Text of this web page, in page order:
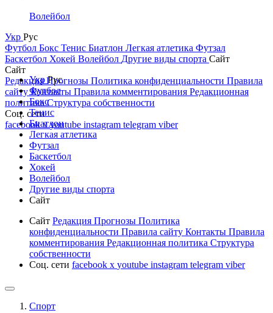
Волейбол
Укр Рус
Футбол Бокс Тенис Биатлон Легкая атлетика Футзал
Баскетбол Хокей Волейбол Другие виды спорта Сайт
Сайт
РедакцияПрогнозы Политика конфиденциальности Правила
сайтуКонтакты Правила комментирования Редакционная
политикаСтруктура собственности
Соц. сети
facebookxyoutube instagram telegram viber
УкрРус
Футбол
Бокс
Тенис
Биатлон
Легкая атлетика
Футзал
Баскетбол
Хокей
Волейбол
Другие виды спорта
Сайт
Сайт Редакция Прогнозы Политика
конфиденциальности Правила сайту Контакты Правила
комментирования Редакционная политика Структура
собственности
Соц. сети facebook x youtube instagram telegram viber
Спорт